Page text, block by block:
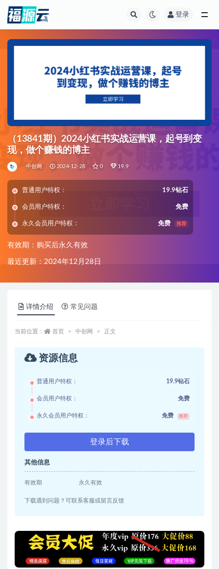
登录
（13841期）2024小红书实战运营课，起号到变
现，做个赚钱的博主
中创网 2024-12-28 0 19.9
普通用户特权： 19.9钻石
会员用户特权： 免费
永久会员用户特权： 免费 推荐
有效期：购买后永久有效
最近更新：2024年12月28日
详情介绍 常见问题
当前位置： 首页 中创网 正文
资源信息
普通用户特权： 19.9钻石
会员用户特权： 免费
永久会员用户特权： 免费 推荐
登录后下载
其他信息
有效期 永久有效
下载遇到问题？可联系客服或留言反馈